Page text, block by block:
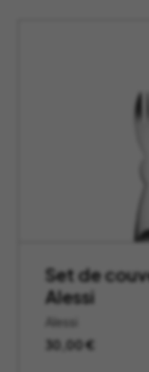
Set de
Alessi
Alessi
30,00€